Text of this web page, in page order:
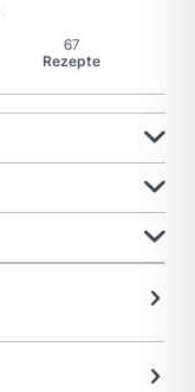
67
Rezepte